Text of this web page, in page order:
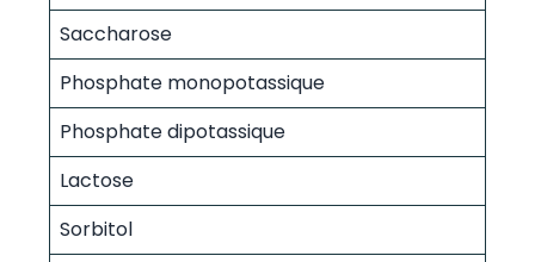
Saccharose
Phosphate monopotassique
Phosphate dipotassique
Lactose
Sorbitol